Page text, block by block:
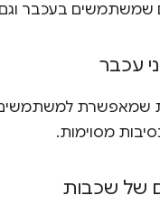
שמשתמשים בעכבר
עכבר
שמאפשרת
מסוימות.